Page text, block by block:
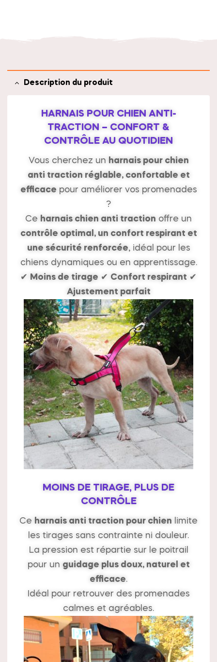
Description du produit
HARNAIS POUR CHIEN ANTI-
TRACTION – CONFORT &
CONTRÔLE AU QUOTIDIEN
Vous cherchez un harnais pour chien
anti traction réglable, confortable et
efficace pour améliorer vos promenades
?
Ce harnais chien anti traction offre un
contrôle optimal, un confort respirant et
une sécurité renforcée, idéal pour les
chiens dynamiques ou en apprentissage.
✔ Moins de tirage ✔ Confort respirant ✔
Ajustement parfait
MOINS DE TIRAGE, PLUS DE
CONTRÔLE
Ce harnais anti traction pour chien limite
les tirages sans contrainte ni douleur.
La pression est répartie sur le poitrail
pour un guidage plus doux, naturel et
efficace.
Idéal pour retrouver des promenades
calmes et agréables.